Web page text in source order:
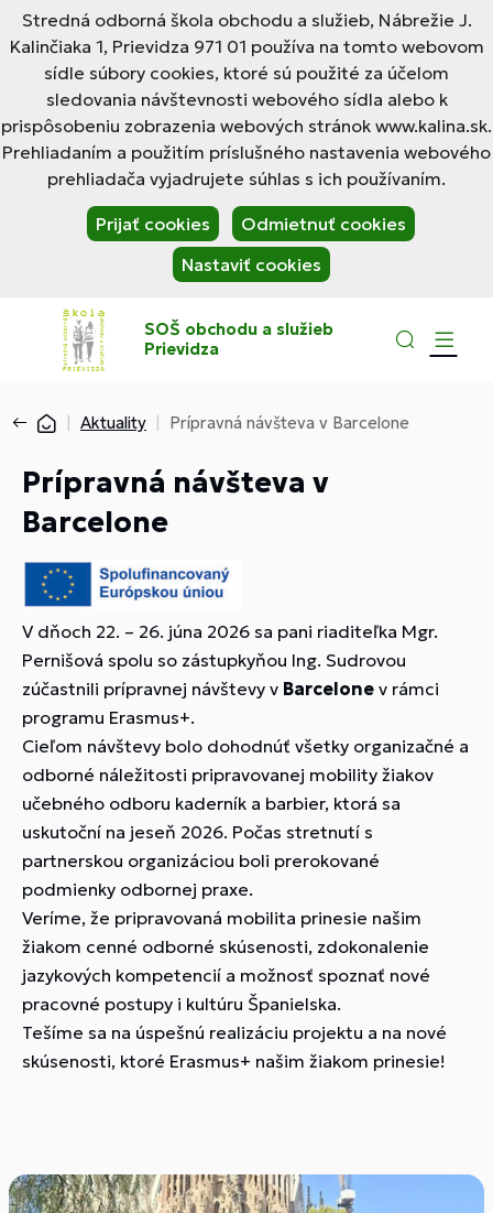
Stredná odborná škola obchodu a služieb, Nábrežie J.
Kalinčiaka 1, Prievidza 971 01 používa na tomto webovom
sídle súbory cookies, ktoré sú použité za účelom
sledovania návštevnosti webového sídla alebo k
prispôsobeniu zobrazenia webových stránok www.kalina.sk.
Prehliadaním a použitím príslušného nastavenia webového
prehliadača vyjadrujete súhlas s ich používaním.
Prijať cookies
Odmietnuť cookies
Nastaviť cookies
SOŠ obchodu a služieb
Prievidza
Aktuality Prípravná návšteva v Barcelone
Prípravná návšteva v
Barcelone
V dňoch 22. – 26. júna 2026 sa pani riaditeľka Mgr.
Pernišová spolu so zástupkyňou Ing. Sudrovou
zúčastnili prípravnej návštevy v Barcelone v rámci
programu Erasmus+.
Cieľom návštevy bolo dohodnúť všetky organizačné a
odborné náležitosti pripravovanej mobility žiakov
učebného odboru kaderník a barbier, ktorá sa
uskutoční na jeseň 2026. Počas stretnutí s
partnerskou organizáciou boli prerokované
podmienky odbornej praxe.
Veríme, že pripravovaná mobilita prinesie našim
žiakom cenné odborné skúsenosti, zdokonalenie
jazykových kompetencií a možnosť spoznať nové
pracovné postupy i kultúru Španielska.
Tešíme sa na úspešnú realizáciu projektu a na nové
skúsenosti, ktoré Erasmus+ našim žiakom prinesie!